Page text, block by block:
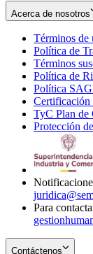
Acerca de nosotros
Términos de
Política de
Términos
Política de
Política
Certificación
TyC Plan de
Protección
Para
Contáctenos